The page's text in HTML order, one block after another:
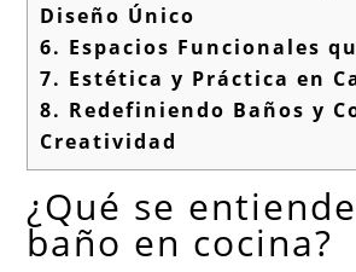
Diseño Único
6. Espacios Funcionales
7. Estética y Práctica en
8. Redefiniendo Baños y
Creatividad
¿Qué se
baño en cocina?